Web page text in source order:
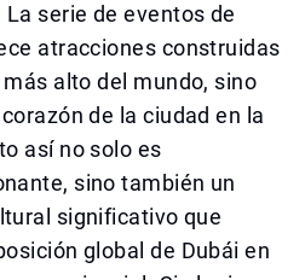
serie de eventos de
atracciones construidas
alto del mundo, sino
de la ciudad en la
así no solo es
sino también un
significativo que
global de Dubái en